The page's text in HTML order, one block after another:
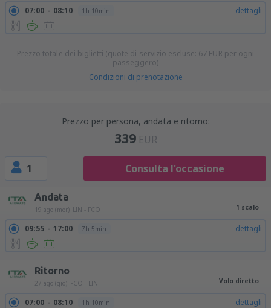
07:00 08:10 1h 10min dettagli
Prezzo totale dei biglietti (quote di servizio escluse: 67 EUR per ogni
passeggero)
Condizioni di prenotazione
Prezzo per persona, andata e ritorno:
339 EUR
1 Consulta l'occasione
Andata
19 ago (mer) LIN - FCO 1 scalo
09:55 17:00 7h 5min dettagli
Ritorno
27 ago (gio) FCO - LIN Volo diretto
07:00 08:10 1h 10min dettagli